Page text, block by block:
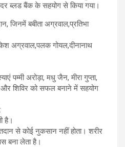
ब्लड बैंक के सहयोग से किया गया।
जिनमें बबीता अग्रवाल,प्रतिभा
अग्रवाल,पलक गोयल,दीनानाथ
पम्मी अरोड़ा, मधु जैन, मीरा गुप्ता,
और शिविर को सफल बनाने में सहयोग
है।
से कोई नुकसान नहीं होता। शरीर
बना लेता है।